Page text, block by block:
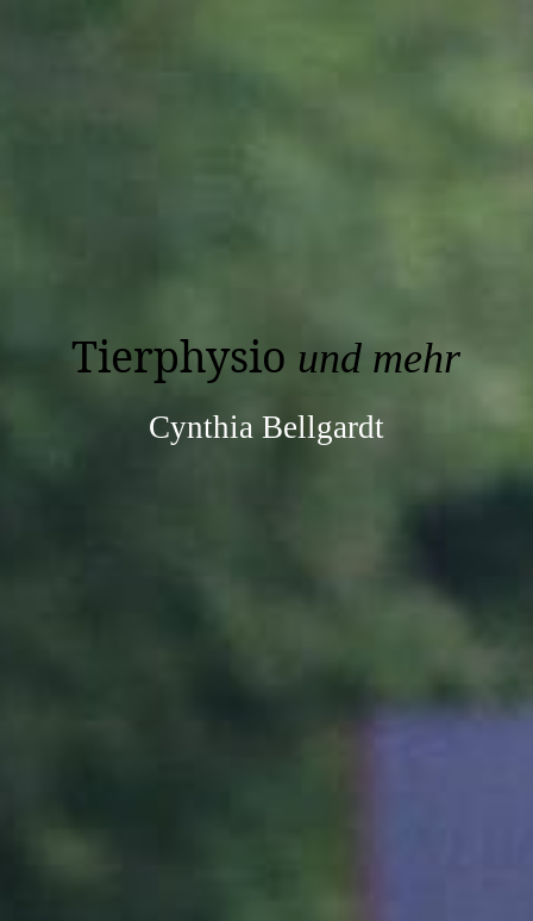
Tierphysio und mehr
Cynthia Bellgardt